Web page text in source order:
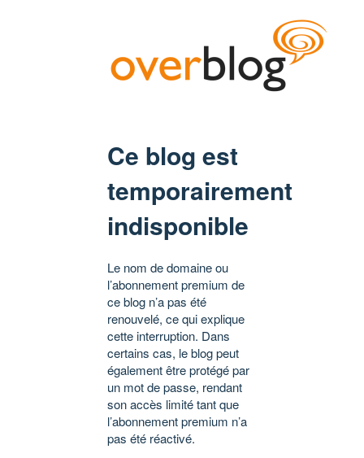
Ce blog est
temporairement
indisponible
Le nom de domaine ou
l’abonnement premium de
ce blog n’a pas été
renouvelé, ce qui explique
cette interruption. Dans
certains cas, le blog peut
également être protégé par
un mot de passe, rendant
son accès limité tant que
l’abonnement premium n’a
pas été réactivé.